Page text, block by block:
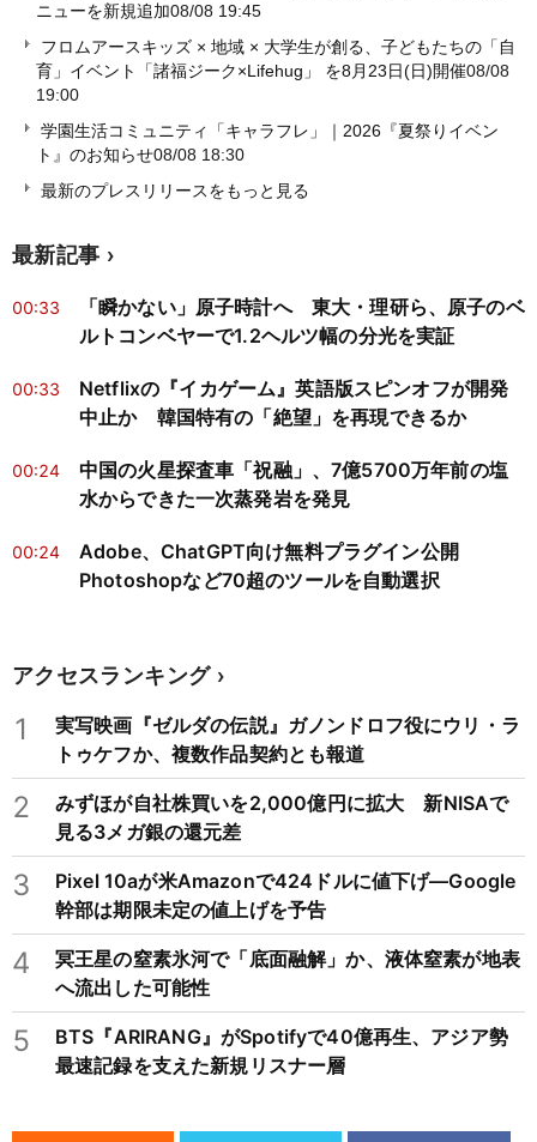
ニューを新規追加08/08 19:45
フロムアースキッズ × 地域 × 大学生が創る、子どもたちの「自
育」イベント「諸福ジーク×Lifehug」 を8月23日(日)開催08/08
19:00
学園生活コミュニティ「キャラフレ」｜2026『夏祭りイベン
ト』のお知らせ08/08 18:30
最新のプレスリリースをもっと見る
最新記事
00:33
「瞬かない」原子時計へ 東大・理研ら、原子のベ
ルトコンベヤーで1.2ヘルツ幅の分光を実証
00:33
Netflixの『イカゲーム』英語版スピンオフが開発
中止か 韓国特有の「絶望」を再現できるか
00:24
中国の火星探査車「祝融」、7億5700万年前の塩
水からできた一次蒸発岩を発見
00:24
Adobe、ChatGPT向け無料プラグイン公開
Photoshopなど70超のツールを自動選択
アクセスランキング
1
実写映画『ゼルダの伝説』ガノンドロフ役にウリ・ラ
トゥケフか、複数作品契約とも報道
2
みずほが自社株買いを2,000億円に拡大 新NISAで
見る3メガ銀の還元差
3
Pixel 10aが米Amazonで424ドルに値下げ―Google
幹部は期限未定の値上げを予告
4
冥王星の窒素氷河で「底面融解」か、液体窒素が地表
へ流出した可能性
5
BTS『ARIRANG』がSpotifyで40億再生、アジア勢
最速記録を支えた新規リスナー層